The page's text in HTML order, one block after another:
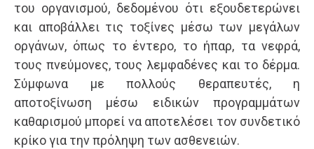
του οργανισμού, δεδομένου ότι εξουδετερώνει
και αποβάλλει τις τοξίνες μέσω των μεγάλων
οργάνων, όπως το έντερο, το ήπαρ, τα νεφρά,
τους πνεύμονες, τους λεμφαδένες και το δέρμα.
Σύμφωνα με πολλούς θεραπευτές, η
αποτοξίνωση μέσω ειδικών προγραμμάτων
καθαρισμού μπορεί να αποτελέσει τον συνδετικό
κρίκο για την πρόληψη των ασθενειών.